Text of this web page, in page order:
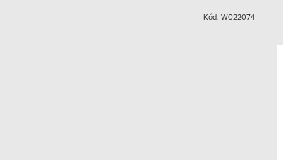
Kód: W022074